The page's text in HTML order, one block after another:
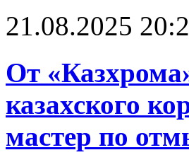
21.08.2025
От
казахского
мастер по